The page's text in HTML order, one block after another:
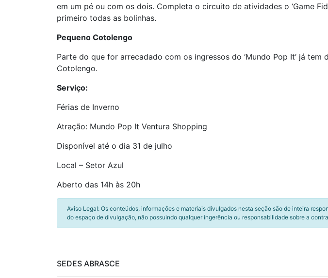
em um pé ou com os dois. Completa o circuito de atividades o ‘Game
primeiro todas as bolinhas.
Pequeno Cotolengo
Parte do que for arrecadado com os ingressos do ‘Mundo Pop It’ já
Cotolengo.
Serviço:
Férias de Inverno
Atração: Mundo Pop It Ventura Shopping
Disponível até o dia 31 de julho
Local – Setor Azul
Aberto das 14h às 20h
Aviso Legal: Os conteúdos, informações e materiais divulgados nesta seção são de inteira
do espaço de divulgação, não possuindo qualquer ingerência ou responsabilidade sobre a
SEDES ABRASCE